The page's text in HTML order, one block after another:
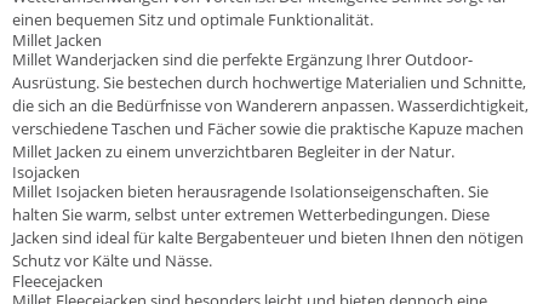
einen bequemen Sitz und optimale Funktionalität.
Millet Jacken
Millet Wanderjacken sind die perfekte Ergänzung Ihrer Outdoor-
Ausrüstung. Sie bestechen durch hochwertige Materialien und Schnitte,
die sich an die Bedürfnisse von Wanderern anpassen. Wasserdichtigkeit,
verschiedene Taschen und Fächer sowie die praktische Kapuze machen
Millet Jacken zu einem unverzichtbaren Begleiter in der Natur.
Isojacken
Millet Isojacken bieten herausragende Isolationseigenschaften. Sie
halten Sie warm, selbst unter extremen Wetterbedingungen. Diese
Jacken sind ideal für kalte Bergabenteuer und bieten Ihnen den nötigen
Schutz vor Kälte und Nässe.
Fleecejacken